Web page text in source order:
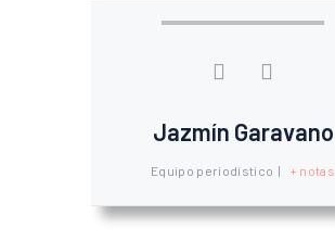
Jazmín Garavano
Equipo periodístico | + notas